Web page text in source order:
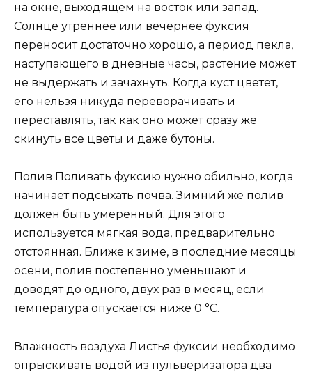
на окне, выходящем на восток или запад.
Солнце утреннее или вечернее фуксия
переносит достаточно хорошо, а период пекла,
наступающего в дневные часы, растение может
не выдержать и зачахнуть. Когда куст цветет,
его нельзя никуда переворачивать и
переставлять, так как оно может сразу же
скинуть все цветы и даже бутоны.
Полив Поливать фуксию нужно обильно, когда
начинает подсыхать почва. Зимний же полив
должен быть умеренный. Для этого
используется мягкая вода, предварительно
отстоянная. Ближе к зиме, в последние месяцы
осени, полив постепенно уменьшают и
доводят до одного, двух раз в месяц, если
температура опускается ниже 0 °C.
Влажность воздуха Листья фуксии необходимо
опрыскивать водой из пульверизатора два